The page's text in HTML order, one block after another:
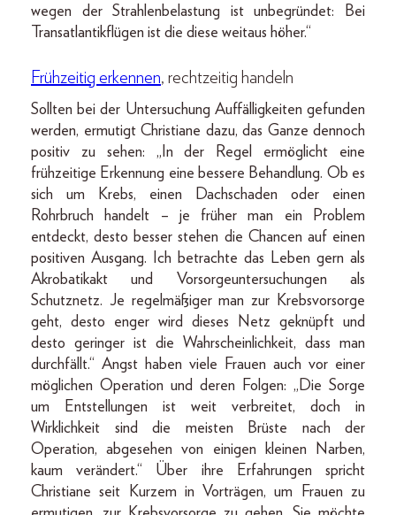
wegen der Strahlenbelastung ist unbegründet: Bei
Transatlantik­flügen ist die diese weitaus höher.“
Frühzeitig erkennen, rechtzeitig handeln
Sollten bei der Untersuchung Auffälligkeiten gefunden
werden, ermutigt Christiane dazu, das Ganze dennoch
positiv zu sehen: „In der Regel ermöglicht eine
frühzeitige Erkennung eine bessere Behandlung. Ob es
sich um Krebs, einen Dachschaden oder einen
Rohrbruch handelt – je früher man ein Problem
entdeckt, desto besser stehen die Chancen auf einen
positiven Ausgang. Ich betrachte das Leben gern als
Akrobatikakt und Vorsorgeuntersuchungen als
Schutznetz. Je regelmäßiger man zur Krebsvorsorge
geht, desto enger wird dieses Netz geknüpft und
desto geringer ist die Wahrscheinlichkeit, dass man
durchfällt.“ Angst haben viele Frauen auch vor einer
möglichen Operation und deren Folgen: „Die Sorge
um Entstellungen ist weit verbreitet, doch in
Wirklichkeit sind die meisten Brüste nach der
Operation, abgesehen von einigen kleinen Narben,
kaum verändert.“ Über ihre Erfahrungen spricht
Christiane seit Kurzem in Vorträgen, um Frauen zu